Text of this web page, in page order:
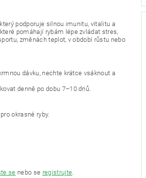
podporuje silnou imunitu, vitalitu a
pomáhají rybám lépe zvládat stres,
změnách teplot, v období růstu nebo
dávku, nechte krátce vsáknout a
denně po dobu 7–10 dnů.
okrasné ryby.
se nebo se registrujte